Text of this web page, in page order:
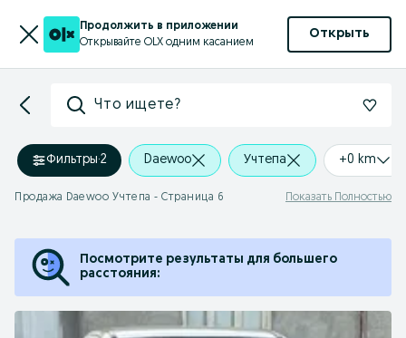
Продолжить в приложении
Открывайте OLX одним касанием
Открыть
Что ищете?
Фильтры·2 Daewoo Учтепа +0 km
Продажа Daewoo Учтепа - Страница 6 Показать Полностью
Посмотрите результаты для большего
расстояния: